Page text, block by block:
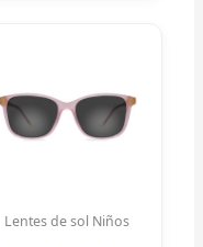
Lentes de sol Niños